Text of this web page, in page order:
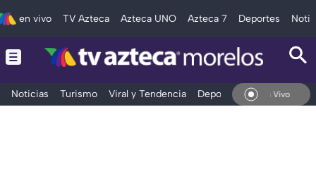
en vivo TV Azteca Azteca UNO Azteca 7 Deportes
Noticias Turismo Viral y Tendencia Deportes Espectáculos
En Vivo